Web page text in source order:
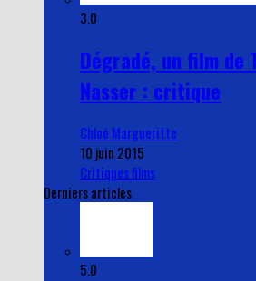
3.0
Dégradé, un film de
Nasser : critique
Chloé Margueritte
10 juin 2015
Critiques films
Derniers articles
5.0